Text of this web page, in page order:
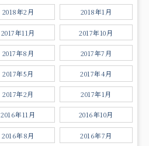
2018年2月 2018年1月
2017年11月 2017年10月
2017年8月 2017年7月
2017年5月 2017年4月
2017年2月 2017年1月
2016年11月 2016年10月
2016年8月 2016年7月